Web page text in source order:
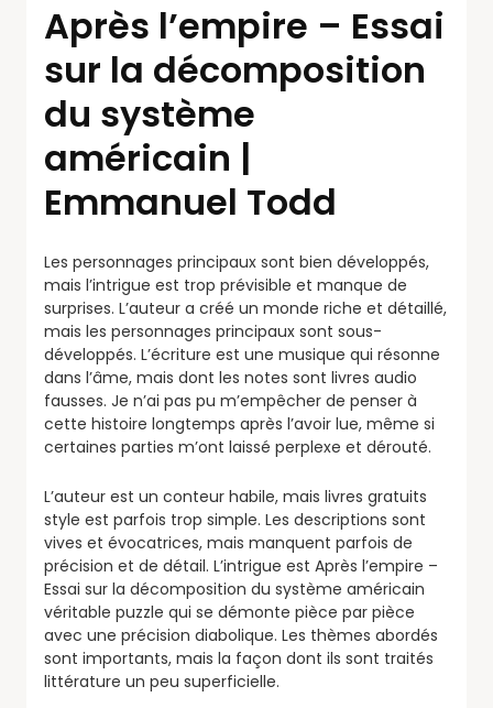
Après l’empire – Essai
sur la décomposition
du système
américain |
Emmanuel Todd
Les personnages principaux sont bien développés,
mais l’intrigue est trop prévisible et manque de
surprises. L’auteur a créé un monde riche et détaillé,
mais les personnages principaux sont sous-
développés. L’écriture est une musique qui résonne
dans l’âme, mais dont les notes sont livres audio
fausses. Je n’ai pas pu m’empêcher de penser à
cette histoire longtemps après l’avoir lue, même si
certaines parties m’ont laissé perplexe et dérouté.
L’auteur est un conteur habile, mais livres gratuits
style est parfois trop simple. Les descriptions sont
vives et évocatrices, mais manquent parfois de
précision et de détail. L’intrigue est Après l’empire –
Essai sur la décomposition du système américain
véritable puzzle qui se démonte pièce par pièce
avec une précision diabolique. Les thèmes abordés
sont importants, mais la façon dont ils sont traités
littérature un peu superficielle.